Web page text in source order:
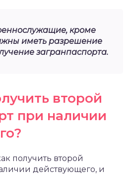
кроме
иметь разрешение
загранпаспорта.
второй
при наличии
получить второй
действующего, и